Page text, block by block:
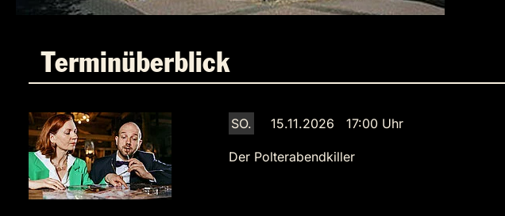
Terminüberblick
SO. 15.11.2026 17:00 Uhr
Der Polterabendkiller